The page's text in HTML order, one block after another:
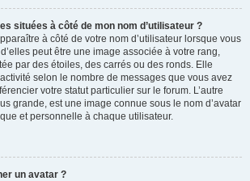
situées à côté de mon nom d’utilisateur ?
à côté de votre nom d’utilisateur lorsque vous
peut être une image associée à votre rang,
par des étoiles, des carrés ou des ronds. Elle
selon le nombre de messages que vous avez
votre statut particulier sur le forum. L’autre
grande, est une image connue sous le nom d’avatar
et personnelle à chaque utilisateur.
un avatar ?